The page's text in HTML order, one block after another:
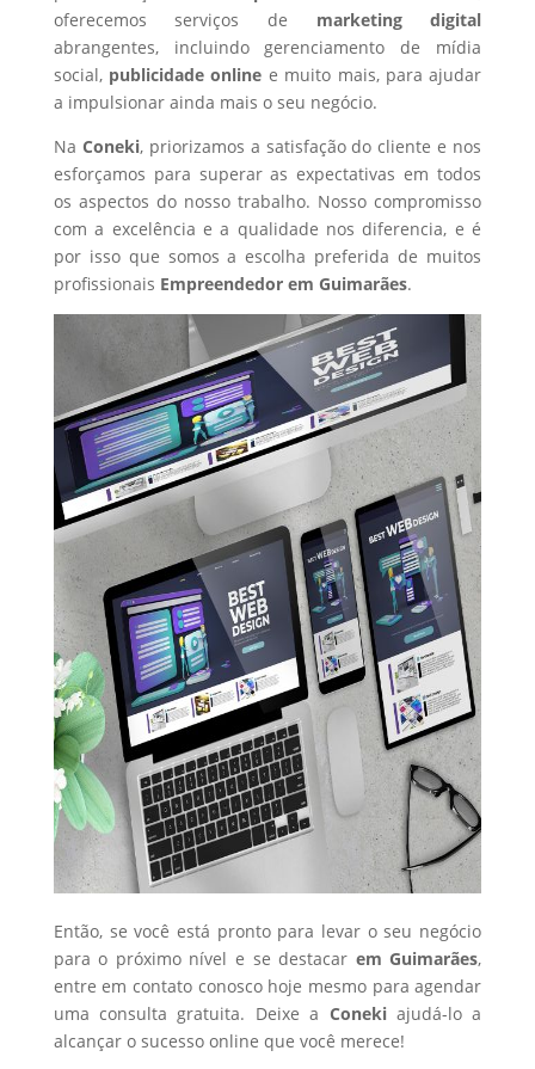
oferecemos serviços de marketing digital
abrangentes, incluindo gerenciamento de mídia
social, publicidade online e muito mais, para ajudar
a impulsionar ainda mais o seu negócio.
Na Coneki, priorizamos a satisfação do cliente e nos
esforçamos para superar as expectativas em todos
os aspectos do nosso trabalho. Nosso compromisso
com a excelência e a qualidade nos diferencia, e é
por isso que somos a escolha preferida de muitos
profissionais Empreendedorem Guimarães.
Então, se você está pronto para levar o seu negócio
para o próximo nível e se destacar em Guimarães,
entre em contato conosco hoje mesmo para agendar
uma consulta gratuita. Deixe a Conekiajudá-lo a
alcançar o sucesso online que você merece!